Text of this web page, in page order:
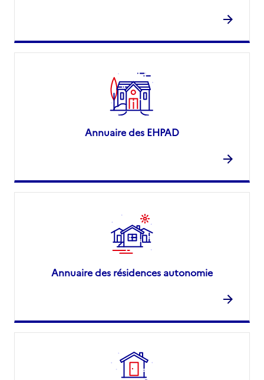
Annuaire des EHPAD
Annuaire des résidences autonomie